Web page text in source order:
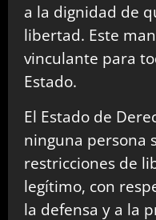
a la dignidad de
libertad. Este
vinculante para
Estado.
El Estado de
ninguna persona
restricciones de
legítimo, con
la defensa y a la